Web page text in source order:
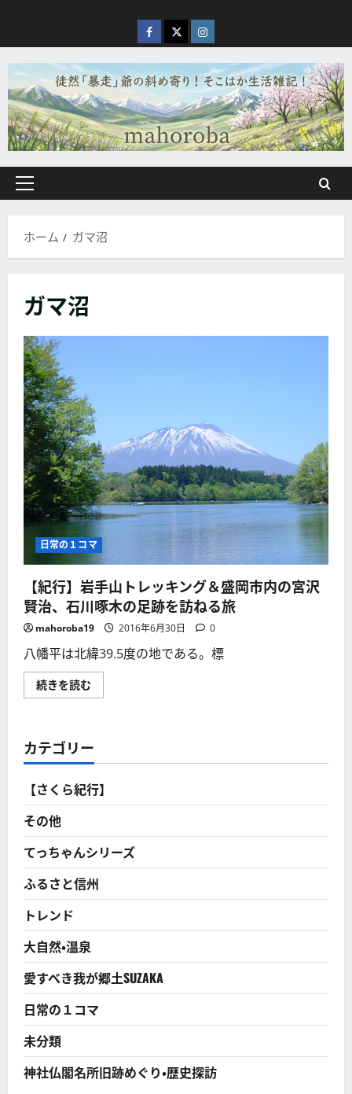
を
ス
キ
ッ
プ
facebook
X Instagram
メ
ン
ー
ホーム ガマ沼
ガマ沼
日常の１コマ
【紀行】岩手山トレッキング＆盛岡市内の宮沢
賢治、石川啄木の足跡を訪ねる旅
mahoroba19 2016年6月30日 0
八幡平は北緯39.5度の地である。標
続きを読む
行】
レ
ッ
ン
グ
＆
市
内
の
宮
沢
賢
治、
木
の
足
跡
を
訪
ね
る
つ
い
て
カテゴリー
【さくら紀行】
その他
てっちゃんシリーズ
ふるさと信州
トレンド
大自然・温泉
愛すべき我が郷土SUZAKA
日常の１コマ
未分類
神社仏閣名所旧跡めぐり・歴史探訪